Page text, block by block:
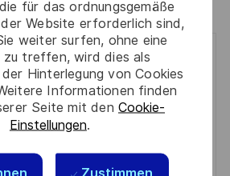
für das ordnungsgemäße
Website erforderlich sind,
weiter surfen, ohne eine
zu treffen, wird dies als
Hinterlegung von Cookies
Informationen finden
Seite mit den Cookie-
Einstellungen.
similar jobs
once a week